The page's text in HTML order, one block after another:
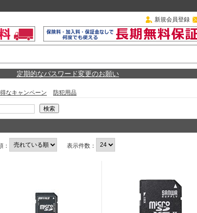
新規会員登録
定期的なパスワード変更のお願い
なキャンペーン 防犯用品
： 表示件数：